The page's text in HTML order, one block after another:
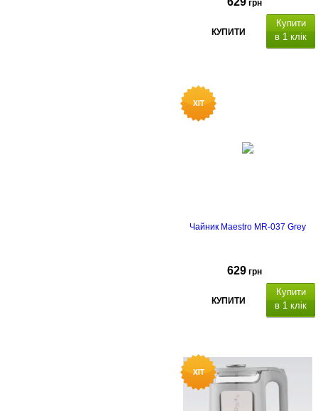
грн
КУПИТИ
Купити
в 1 клік
нержавіюча сталь, зовнішній
корпус пластик
вимкнення, подвійний корпус,
Чайник Maestro MR-037 Grey
629 грн
КУПИТИ
Купити
в 1 клік
нержавіюча сталь, зовнішній
корпус пластик, автоматичне
вимкнення, подвійний корпус,
захист від перегріву.